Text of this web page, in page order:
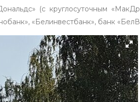
(с круглосуточным
«Белинвестбанк», банк